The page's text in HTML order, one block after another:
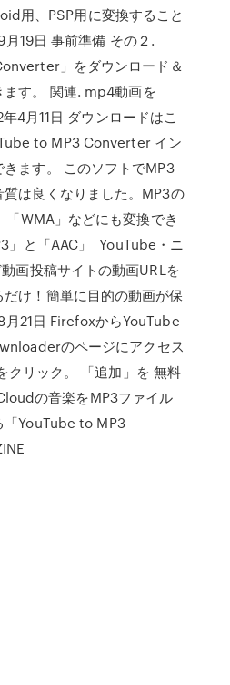
用、PSP用に変換すること
19日 事前準備 その２.
」をダウンロード＆
ます。 関連. mp4動画を
4月11日 ダウンロードはこ
to MP3 Converter イン
ます。 このソフトでMP3
は良くなりました。MP3の
「WMA」などにも変換でき
」と「AAC」 YouTube・ニ
画投稿サイトの動画URLを
け！簡単に目的の動画が保
月21日 FirefoxからYouTube
のページにアクセス
クリック。 「追加」を 無料
の音楽をMP3ファイル
「YouTube to MP3